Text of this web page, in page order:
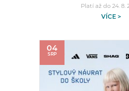
Platí až do 24. 8.
VÍCE >
04
SRP